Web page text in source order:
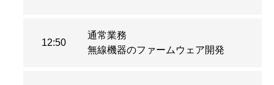
12:50
通常業務
無線機器のファームウェア開発